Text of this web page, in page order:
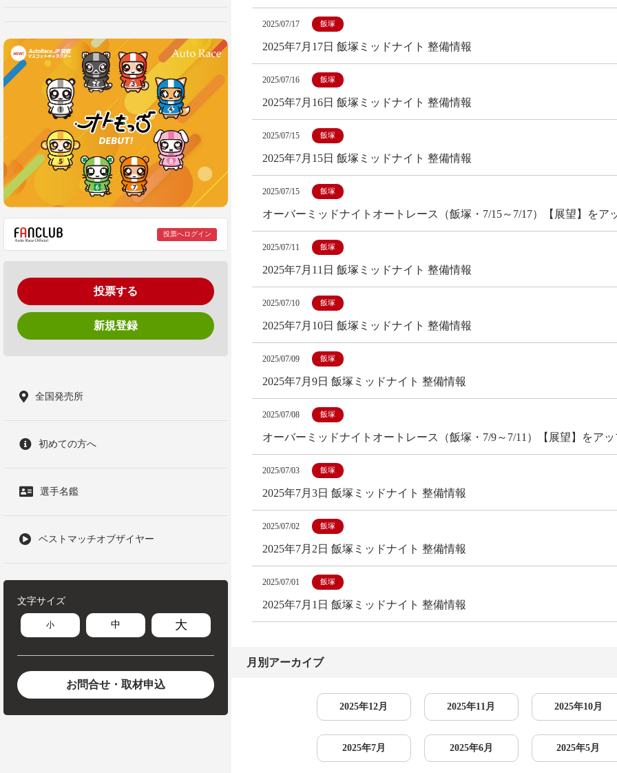
投票へログイン
投票する
新規登録
全国発売所
初めての方へ
選手名鑑
ベストマッチオブザイヤー
文字サイズ
小 中 大
お問合せ・取材申込
2025/07/17 飯塚
2025年7月17日 飯塚ミッドナイト 整備情報
2025/07/16 飯塚
2025年7月16日 飯塚ミッドナイト 整備情報
2025/07/15 飯塚
2025年7月15日 飯塚ミッドナイト 整備情報
2025/07/15 飯塚
オーバーミッドナイトオートレース（飯塚・7/15～7/17）【展望】をア
2025/07/11 飯塚
2025年7月11日 飯塚ミッドナイト 整備情報
2025/07/10 飯塚
2025年7月10日 飯塚ミッドナイト 整備情報
2025/07/09 飯塚
2025年7月9日 飯塚ミッドナイト 整備情報
2025/07/08 飯塚
オーバーミッドナイトオートレース（飯塚・7/9～7/11）【展望】をア
2025/07/03 飯塚
2025年7月3日 飯塚ミッドナイト 整備情報
2025/07/02 飯塚
2025年7月2日 飯塚ミッドナイト 整備情報
2025/07/01 飯塚
2025年7月1日 飯塚ミッドナイト 整備情報
月別アーカイブ
2025年12月 2025年11月 2025年10月
2025年7月 2025年6月 2025年5月